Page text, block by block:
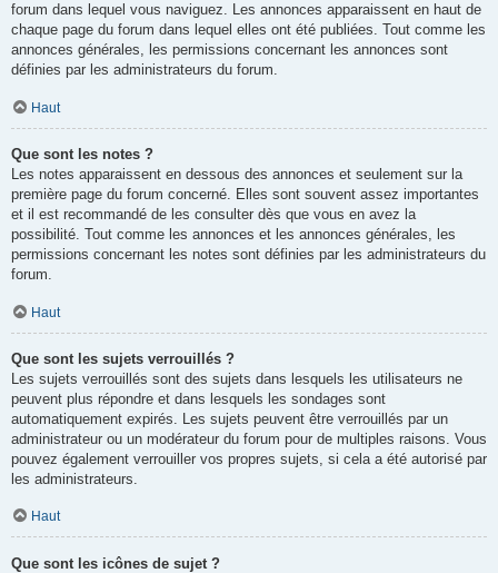
forum dans lequel vous naviguez. Les annonces apparaissent en haut de
chaque page du forum dans lequel elles ont été publiées. Tout comme les
annonces générales, les permissions concernant les annonces sont
définies par les administrateurs du forum.
Haut
Que sont les notes ?
Les notes apparaissent en dessous des annonces et seulement sur la
première page du forum concerné. Elles sont souvent assez importantes
et il est recommandé de les consulter dès que vous en avez la
possibilité. Tout comme les annonces et les annonces générales, les
permissions concernant les notes sont définies par les administrateurs du
forum.
Haut
Que sont les sujets verrouillés ?
Les sujets verrouillés sont des sujets dans lesquels les utilisateurs ne
peuvent plus répondre et dans lesquels les sondages sont
automatiquement expirés. Les sujets peuvent être verrouillés par un
administrateur ou un modérateur du forum pour de multiples raisons. Vous
pouvez également verrouiller vos propres sujets, si cela a été autorisé par
les administrateurs.
Haut
Que sont les icônes de sujet ?